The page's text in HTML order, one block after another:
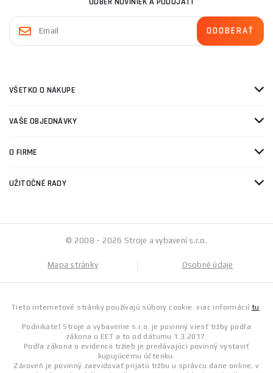
VŠETKO O NÁKUPE
VAŠE OBJEDNÁVKY
O FIRME
UŽITOČNÉ RADY
© 2008 - 2026 Stroje a vybavení s.r.o.
Mapa stránky Osobné údaje
Tieto internetové stránky používajú súbory cookie. viac informácií tu .
Podnikateľ Stroje a vybavenie s.r.o. je povinný viesť tržby podľa
zákona o EET a to od dátumu 1.3.2017.
Podľa zákona o evidencii tržieb je predávajúci povinný vystaviť
kupujúcemu účtenku.
Zároveň je povinný zaevidovať prijatú tržbu u správcu dane online, v